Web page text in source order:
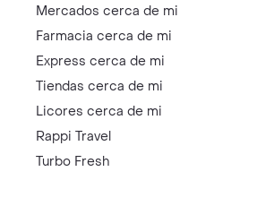
Mercados cerca de mi
Farmacia cerca de mi
Express cerca de mi
Tiendas cerca de mi
Licores cerca de mi
Rappi Travel
Turbo Fresh